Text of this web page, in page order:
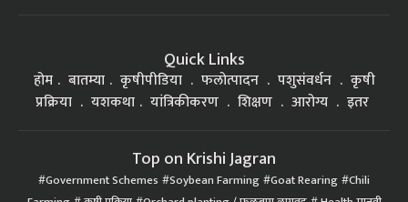
कृषीपीडिया फलोत्पादन
प्रक्रिया
यशकथा यांत्रिकीकरण शिक्षण आरोग्य इतर
Government Schemes Soybean Farming Goat Rearing
Farming कृषी प्रक्रिया Orchard planting / फळबाग लागवड Health मानवी